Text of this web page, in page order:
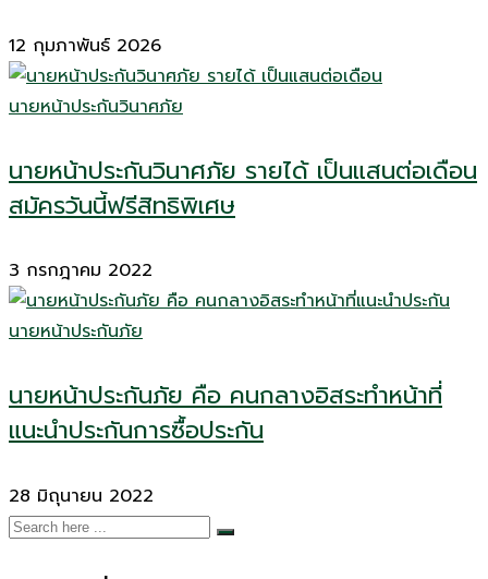
12 กุมภาพันธ์ 2026
นายหน้าประกันวินาศภัย
นายหน้าประกันวินาศภัย รายได้ เป็นแสนต่อเดือน
สมัครวันนี้ฟรีสิทธิพิเศษ
3 กรกฎาคม 2022
นายหน้าประกันภัย
นายหน้าประกันภัย คือ คนกลางอิสระทำหน้าที่
แนะนำประกันการซื้อประกัน
28 มิถุนายน 2022